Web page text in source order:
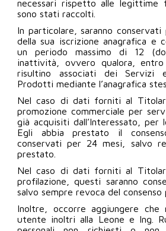
necessari rispetto alle legittime
sono stati raccolti.
In particolare, saranno
della sua iscrizione anagrafica e
un periodo massimo di 12
inattività, ovvero qualora,
risultino associati dei Servizi
Prodotti mediante l’anagrafica
Nel caso di dati forniti al
promozione commerciale per
già acquisiti dall’Interessato, per
Egli abbia prestato il
conservati per 24 mesi, salvo
prestato.
Nel caso di dati forniti al
profilazione, questi saranno
salvo sempre revoca del consenso
Inoltre, occorre aggiungere
utente inoltri alla Leone e Ing.